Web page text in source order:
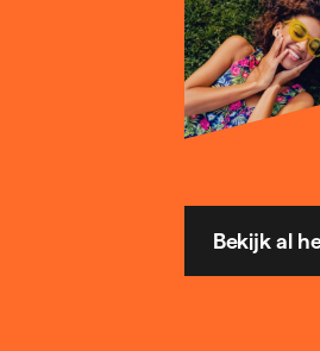
Bekijk al